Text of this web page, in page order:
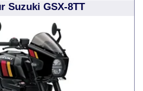
Suzuki GSX-8TT